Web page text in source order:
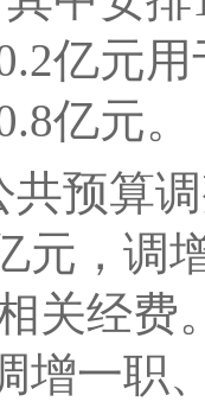
亿元
亿元。
共预算
元，调
关经费
增一职